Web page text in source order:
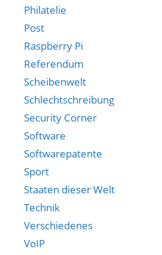
Philatelie
Post
Raspberry Pi
Referendum
Scheibenwelt
Schlechtschreibung
Security Corner
Software
Softwarepatente
Sport
Staaten dieser Welt
Technik
Verschiedenes
VoIP